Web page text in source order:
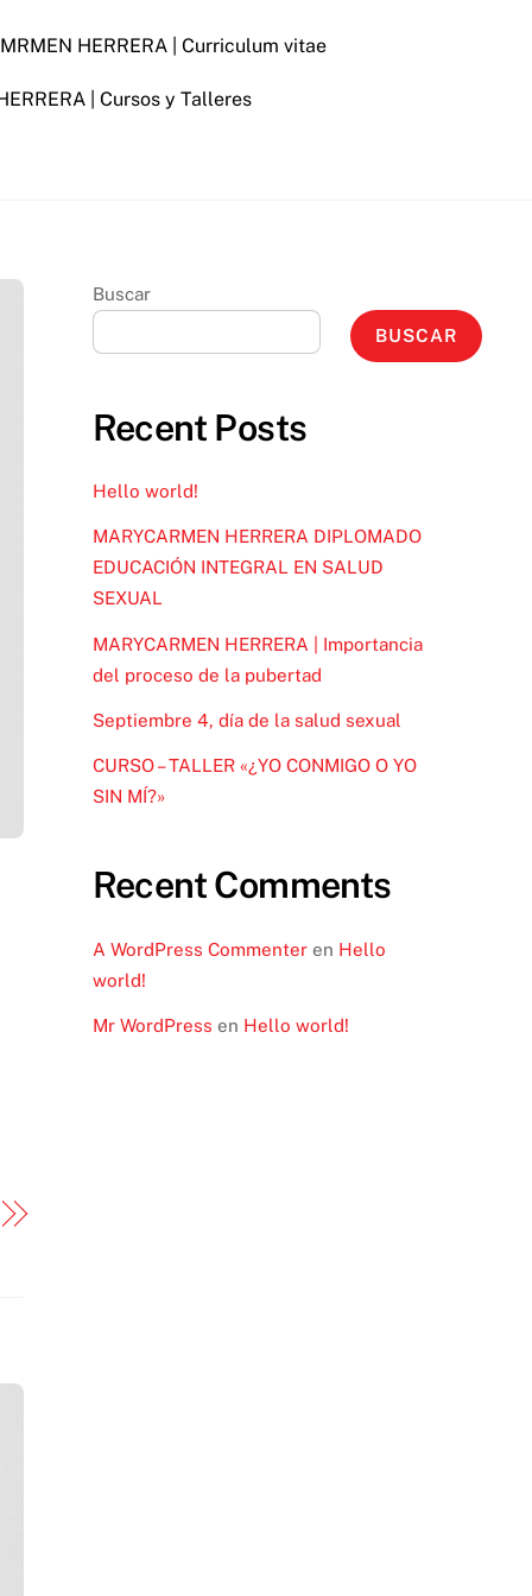
HERRERA | Curriculum vitae
| Cursos y Talleres
Buscar
BUSCAR
Recent Posts
Hello world!
MARYCARMEN HERRERA DIPLOMADO
EDUCACIÓN INTEGRAL EN SALUD
SEXUAL
MARYCARMEN HERRERA | Importancia
del proceso de la pubertad
Septiembre 4, día de la salud sexual
CURSO – TALLER «¿YO CONMIGO O YO
SIN MÍ?»
Recent Comments
A WordPress Commenteren Hello
world!
Mr WordPress en Hello world!